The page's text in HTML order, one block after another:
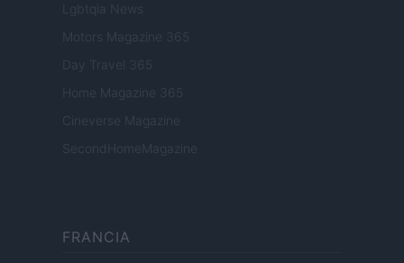
Lgbtqia News
Motors Magazine 365
Day Travel 365
Home Magazine 365
Cineverse Magazine
SecondHomeMagazine
FRANCIA